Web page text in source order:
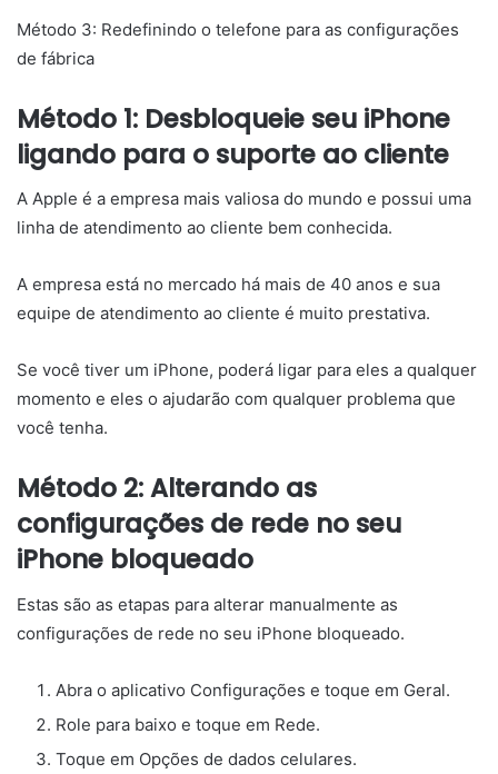
Método 3: Redefinindo o telefone para as configurações
de fábrica
Método 1: Desbloqueie seu iPhone
ligando para o suporte ao cliente
A Apple é a empresa mais valiosa do mundo e possui uma
linha de atendimento ao cliente bem conhecida.
A empresa está no mercado há mais de 40 anos e sua
equipe de atendimento ao cliente é muito prestativa.
Se você tiver um iPhone, poderá ligar para eles a qualquer
momento e eles o ajudarão com qualquer problema que
você tenha.
Método 2: Alterando as
configurações de rede no seu
iPhone bloqueado
Estas são as etapas para alterar manualmente as
configurações de rede no seu iPhone bloqueado.
Abra o aplicativo Configurações e toque em Geral.
Role para baixo e toque em Rede.
Toque em Opções de dados celulares.